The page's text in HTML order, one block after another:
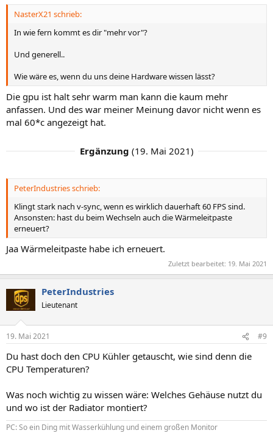
NasterX21 schrieb:
In wie fern kommt es dir "mehr vor"?
Und generell..
Wie wäre es, wenn du uns deine Hardware wissen lässt?
Die gpu ist halt sehr warm man kann die kaum mehr
anfassen. Und des war meiner Meinung davor nicht wenn es
mal 60*c angezeigt hat.
Ergänzung (19. Mai 2021)
PeterIndustries schrieb:
Klingt stark nach v-sync, wenn es wirklich dauerhaft 60 FPS sind.
Ansonsten: hast du beim Wechseln auch die Wärmeleitpaste
erneuert?
Jaa Wärmeleitpaste habe ich erneuert.
Zuletzt bearbeitet: 19. Mai 2021
PeterIndustries
Lieutenant
19. Mai 2021 #9
Du hast doch den CPU Kühler getauscht, wie sind denn die
CPU Temperaturen?
Was noch wichtig zu wissen wäre: Welches Gehäuse nutzt du
und wo ist der Radiator montiert?
PC: So ein Ding mit Wasserkühlung und einem großen Monitor